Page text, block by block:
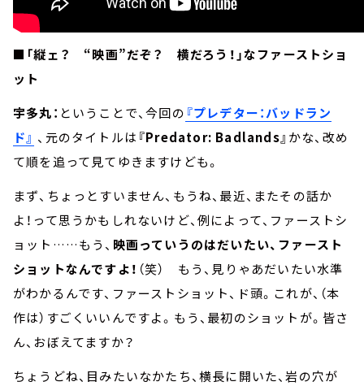
■「縦ェ？ “映画”だぞ？ 横だろう！」なファーストショ
ット
宇多丸： ということで、今回の 『プレデター：バッドラン
ド』 、元のタイトルは 『Predator: Badlands』 かな、改め
て順を追って見てゆきますけども。
まず、ちょっとすいません、もうね、最近、またその話か
よ！って思うかもしれないけど、例によって、ファーストシ
ョット……もう、 映画っていうのはだいたい、ファースト
ショットなんですよ！ （笑） もう、見りゃあだいたい水準
がわかるんです、ファーストショット、ド頭。これが、（本
作は）すごくいいんですよ。もう、最初のショットが。皆さ
ん、おぼえてますか？
ちょうどね、目みたいなかたち、横長に開いた、岩の穴が